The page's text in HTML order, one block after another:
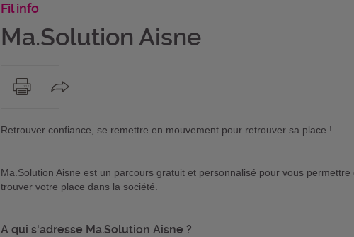
Fil info
Ma.Solution Aisne
Retrouver confiance, se remettre en mouvement pour retrouver sa place !
Ma.Solution Aisne est un parcours gratuit et personnalisé pour vous
trouver votre place dans la société.
A qui s'adresse Ma.Solution Aisne ?